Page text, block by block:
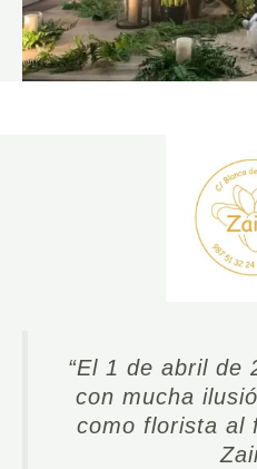
“El 1 de abril de
con mucha
como florista al